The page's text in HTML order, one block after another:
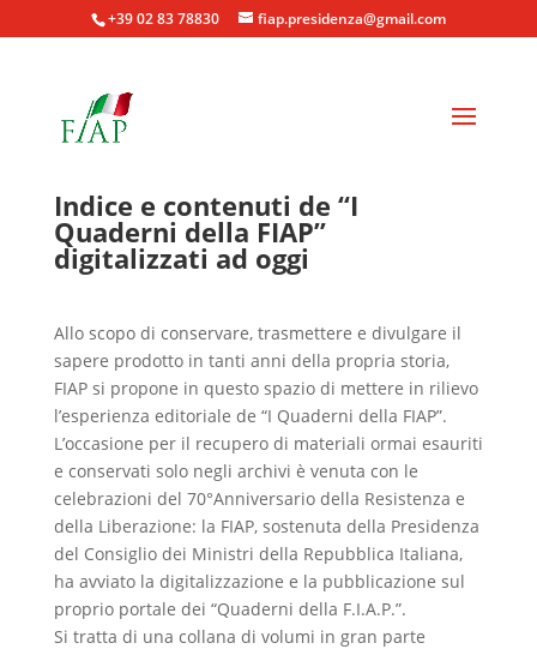
+39 02 83 78830 fiap.presidenza@gmail.com
Indice e contenuti de “I
Quaderni della FIAP”
digitalizzati ad oggi
Allo scopo di conservare, trasmettere e divulgare il
sapere prodotto in tanti anni della propria storia,
FIAP si propone in questo spazio di mettere in rilievo
l’esperienza editoriale de “I Quaderni della FIAP”.
L’occasione per il recupero di materiali ormai esauriti
e conservati solo negli archivi è venuta con le
celebrazioni del 70°Anniversario della Resistenza e
della Liberazione: la FIAP, sostenuta della Presidenza
del Consiglio dei Ministri della Repubblica Italiana,
ha avviato la digitalizzazione e la pubblicazione sul
proprio portale dei “Quaderni della F.I.A.P.”.
Si tratta di una collana di volumi in gran parte